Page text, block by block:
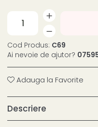
Cod Produs: C69
Ai nevoie de ajutor?
Adauga la Favorite
Descriere